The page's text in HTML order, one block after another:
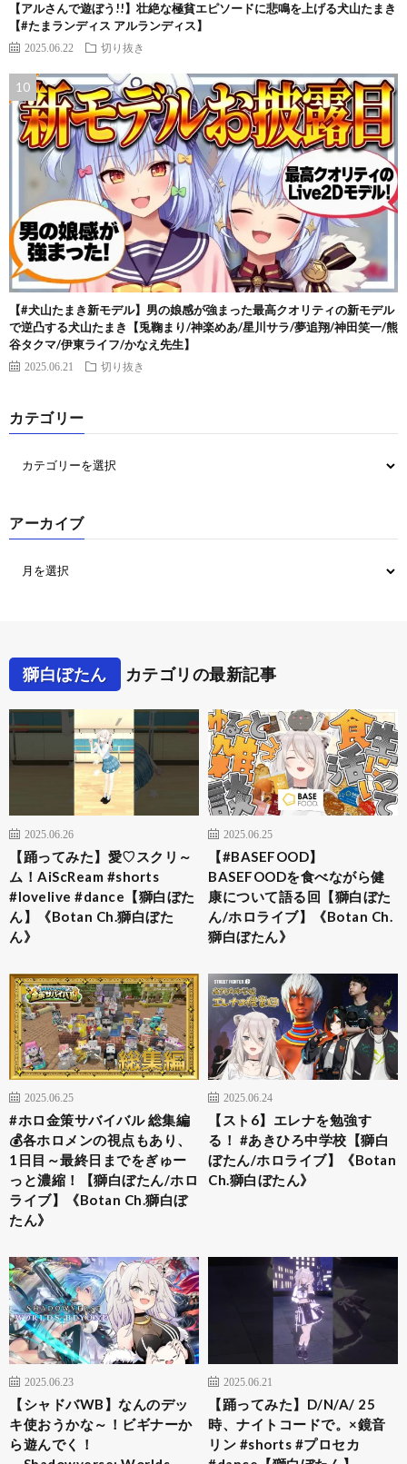
【アルさんで遊ぼう!!】壮絶な極貧エピソードに悲鳴を上げる犬山たまき
【#たまランディス アルランディス】
2025.06.22 切り抜き
【#犬山たまき新モデル】男の娘感が強まった最高クオリティの新モデル
で逆凸する犬山たまき【兎鞠まり/神楽めあ/星川サラ/夢追翔/神田笑一/熊
谷タクマ/伊東ライフ/かなえ先生】
2025.06.21 切り抜き
カテゴリー
アーカイブ
獅白ぼたん カテゴリの最新記事
2025.06.26
【踊ってみた】愛♡スクリ～
ム！AiScReam #shorts
#lovelive #dance【獅白ぼた
ん】《Botan Ch.獅白ぼた
ん》
2025.06.25
【#BASEFOOD】
BASEFOODを食べながら健
康について語る回【獅白ぼた
ん/ホロライブ】《Botan Ch.
獅白ぼたん》
2025.06.25
#ホロ金策サバイバル 総集編
💰各ホロメンの視点もあり、
1日目～最終日までをぎゅー
っと濃縮！【獅白ぼたん/ホロ
ライブ】《Botan Ch.獅白ぼ
たん》
2025.06.24
【スト6】エレナを勉強す
る！ #あきひろ中学校【獅白
ぼたん/ホロライブ】《Botan
Ch.獅白ぼたん》
2025.06.23
【シャドバWB】なんのデッ
キ使おうかな～！ビギナーか
ら遊んでく！
2025.06.21
【踊ってみた】D/N/A/ 25
時、ナイトコードで。×鏡音
リン #shorts #プロセカ